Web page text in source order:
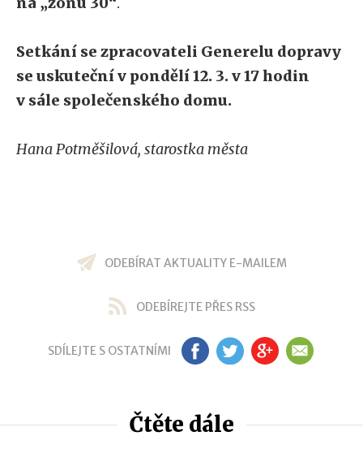
Setkání se zpracovateli Generelu dopravy
se uskuteční v pondělí 12. 3. v 17 hodin
v sále společenského domu.
Hana Potměšilová, starostka města
ODEBÍRAT AKTUALITY E-MAILEM
ODEBÍREJTE PŘES RSS
SDÍLEJTE S OSTATNÍMI FB TW GP EM
Čtěte dále